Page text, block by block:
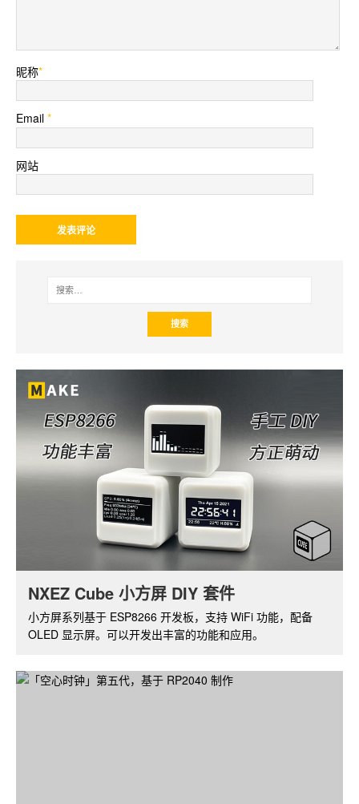
昵称*
Email *
网站
NXEZ Cube 小方屏 DIY 套件
小方屏系列基于 ESP8266 开发板，支持 WiFi 功能，配备
OLED 显示屏。可以开发出丰富的功能和应用。
树莓派摄像头套件
基于树莓派 ZERO W，带红外夜视功能的摄像头套件。通过
软件可实现视频的实时监控和无线传输。